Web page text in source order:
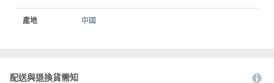
產地 中國
配送與退換貨需知